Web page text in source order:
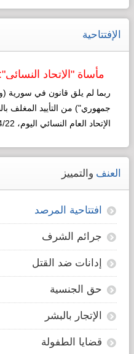
الإفتتاحية
مأساة "الإتحاد
لـ"التطوير"!
ربما لم يلق قانون في سورية
جمهوري") من التأييد المغلف
الإتحاد العام النسائي اليوم، 2017/4/22! فقد اجتمع القاصي [...]
Read more...
العنف والتمييز
افتتاحية المرصد
جرائم الشرف
إدانات ضد القتل
حق الجنسية
الإتجار بالبشر
قضايا الطفولة